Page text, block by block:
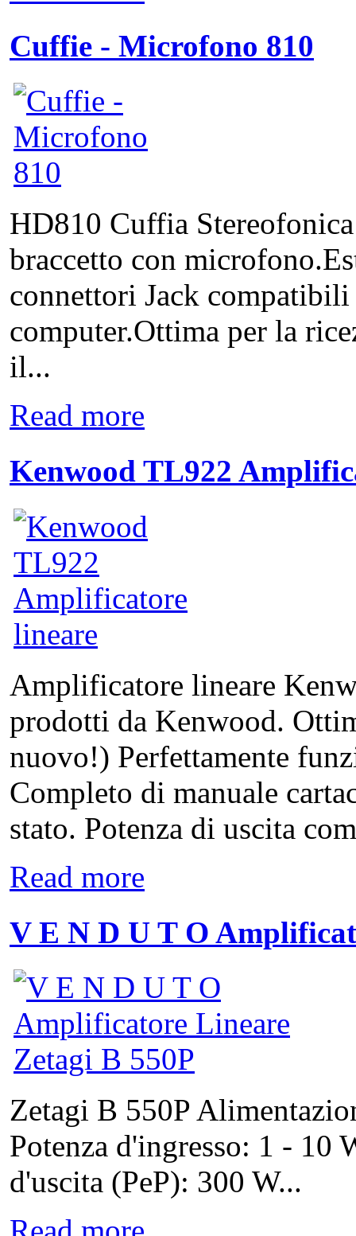
Cuffie - Microfono 810
HD810 Cuffia
braccetto con
connettori Jack compatibili
computer.Ottima per la
il...
Read more
Kenwood TL922
Amplificatore lineare
prodotti da Kenwood.
nuovo!) Perfettamente
Completo di manuale
stato. Potenza di uscita
Read more
V E N D U T O
Zetagi B 550P
Potenza d'ingresso: 1 - 10
d'uscita (PeP): 300 W...